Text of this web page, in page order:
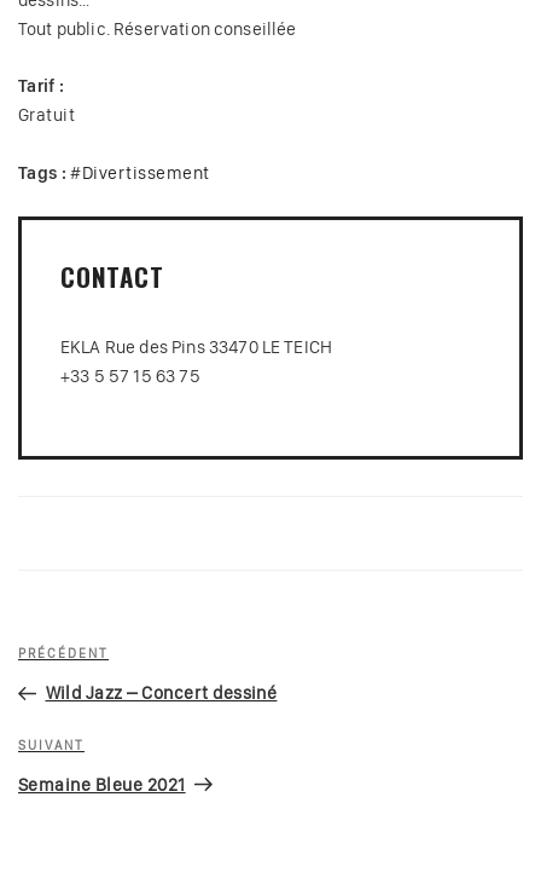
Tout public. Réservation conseillée
Tarif :
Gratuit
Tags : #Divertissement
CONTACT
EKLA Rue des Pins 33470 LE TEICH
+33 5 57 15 63 75
Navigation
l’article
Article
précédent
PRÉCÉDENT
Wild Jazz – Concert dessiné
Article
suivant
SUIVANT
Semaine Bleue 2021